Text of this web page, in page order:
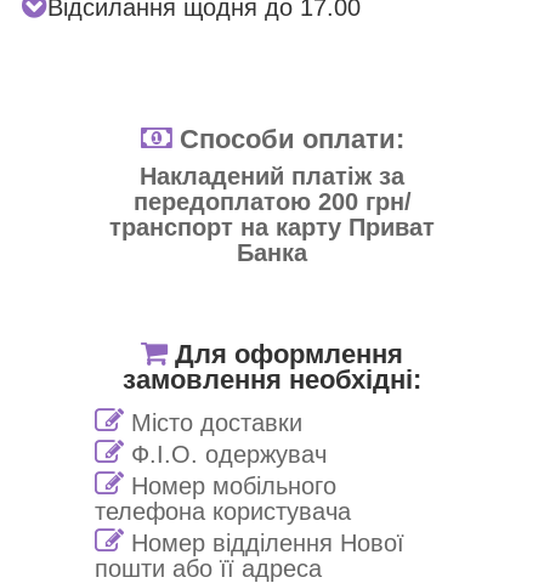
Відсилання щодня до 17.00
Способи оплати:
Накладений платіж за
передоплатою 200 грн/
транспорт на карту Приват
Банка
Для оформлення
замовлення необхідні:
Місто доставки
Ф.І.О. одержувач
Номер мобільного
телефона користувача
Номер відділення Нової
пошти або її адреса